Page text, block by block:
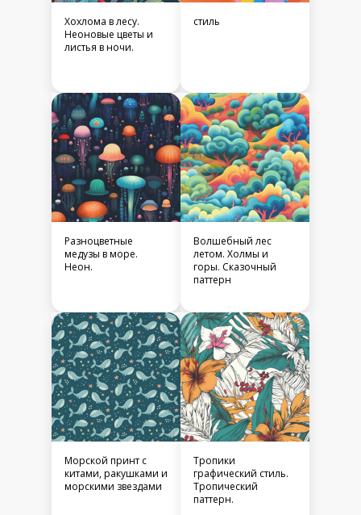
Хохлома в лесу.
Неоновые цветы и
листья в ночи.
стиль
Разноцветные
медузы в море.
Неон.
Волшебный лес
летом. Холмы и
горы. Сказочный
паттерн
Морской принт с
китами, ракушками и
морскими звездами
Тропики
графический стиль.
Тропический
паттерн.